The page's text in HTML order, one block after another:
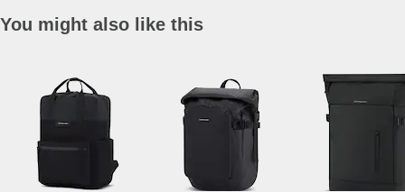
You might also like this